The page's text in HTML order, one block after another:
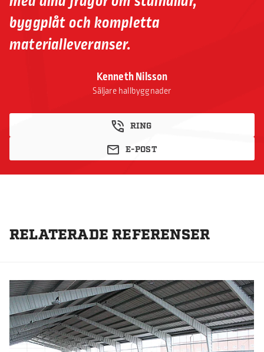
Kenneth Nilsson
Säljare hallbyggnader
RING
E-POST
byggplåt och kompletta
materialleveranser.
RELATERADE REFERENSER